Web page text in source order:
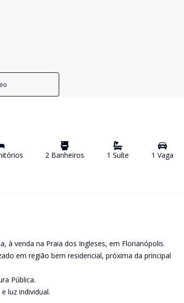
s 2 Banheiros 1 Suíte 1 Vaga
à venda na Praia dos Ingleses, em Florianópolis.
em região bem residencial, próxima da principal
Pública.
luz individual.